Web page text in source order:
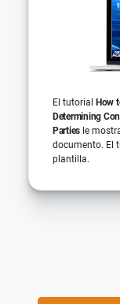
El tutorial
How
Determining
Parties le
documento. El
plantilla.